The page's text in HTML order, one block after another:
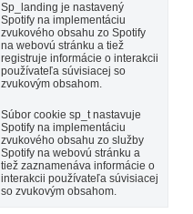
Sp_landing je nastavený
Spotify na implementáciu
zvukového obsahu zo Spotify
na webovú stránku a tiež
registruje informácie o interakcii
používateľa súvisiacej so
zvukovým obsahom.
Súbor cookie sp_t nastavuje
Spotify na implementáciu
zvukového obsahu zo služby
Spotify na webovú stránku a
tiež zaznamenáva informácie o
interakcii používateľa súvisiacej
so zvukovým obsahom.